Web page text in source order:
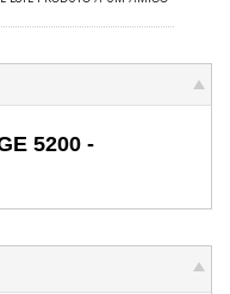
5200 -